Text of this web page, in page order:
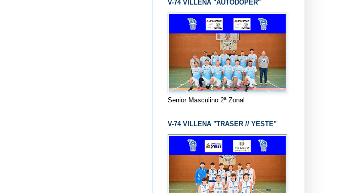
V-74 VILLENA "AUTODOPER"
Senior Masculino 2ª Zonal
V-74 VILLENA "TRASER // YESTE"